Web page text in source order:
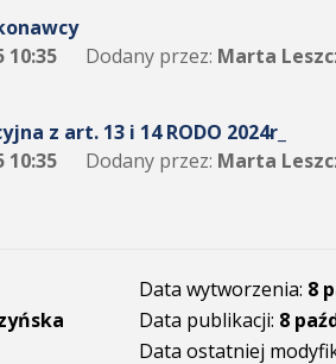
10:35 Dodany przez: Marta
z art. 13 i 14 RODO 2024r_
10:35 Dodany przez: Marta
Data wytworzenia: 8
Data publikacji: 8
Data ostatniej